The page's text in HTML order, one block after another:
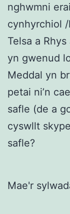
nghwmni
cynhyrchiol
Telsa a
yn gwenud
Meddal yn
petai ni’n
safle (de a
cyswllt
safle?
Mae'r